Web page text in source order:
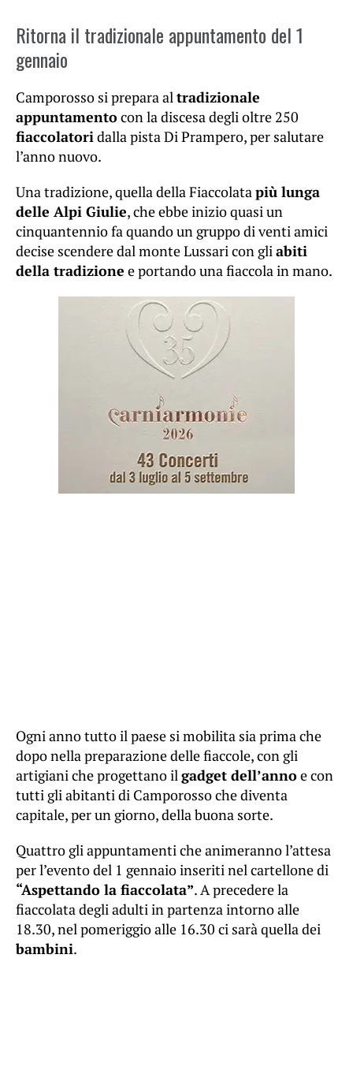
Ritorna il tradizionale appuntamento del 1
gennaio
Camporosso si prepara al tradizionale
appuntamentocon la discesa degli oltre 250
fiaccolatori dalla pista Di Prampero, per salutare
l’anno nuovo.
Una tradizione, quella della Fiaccolata più lunga
delle Alpi Giulie, che ebbe inizio quasi un
cinquantennio fa quando un gruppo di venti amici
decise scendere dal monte Lussari con gli abiti
della tradizione e portando una fiaccola in mano.
Ogni anno tutto il paese si mobilita sia prima che
dopo nella preparazione delle fiaccole, con gli
artigiani che progettano il gadget dell’annoe con
tutti gli abitanti di Camporosso che diventa
capitale, per un giorno, della buona sorte.
Quattro gli appuntamenti che animeranno l’attesa
per l’evento del 1 gennaio inseriti nel cartellone di
“Aspettando la fiaccolata”. A precedere la
fiaccolata degli adulti in partenza intorno alle
18.30, nel pomeriggio alle 16.30 ci sarà quella dei
bambini.